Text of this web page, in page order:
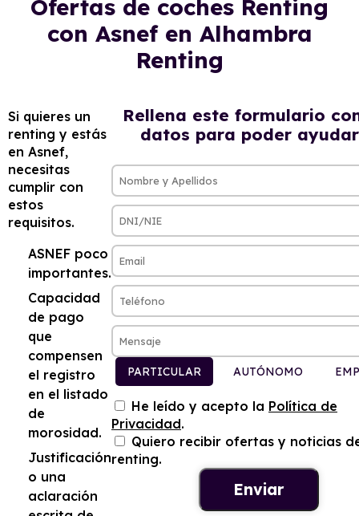
Ofertas de coches Renting
con Asnef en Alhambra
Renting
Si quieres un
renting y estás
en Asnef,
necesitas
cumplir con
estos
requisitos.
ASNEF poco
importantes.
Capacidad
de pago
que
compensen
el registro
en el listado
de
morosidad.
Justificación
o una
aclaración
Rellena este formulario
datos para poder
PARTICULAR AUTÓNOMO
He leído y acepto la Política de
Privacidad.
Quiero recibir ofertas y noticias
renting.